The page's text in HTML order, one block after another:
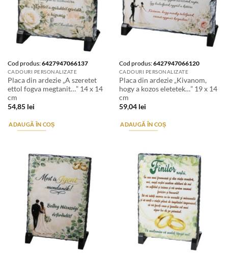
Cod produs:6427947066137
CADOURI PERSONALIZATE
Placa din ardezie „A szeretet
ettol fogva megtanit…” 14 x 14
cm
54,85 lei
ADAUGĂ ÎN COȘ
Cod produs:6427947066120
CADOURI PERSONALIZATE
Placa din ardezie „Kivanom,
hogy a kozos eletetek…” 19 x 14
cm
59,04 lei
ADAUGĂ ÎN COȘ